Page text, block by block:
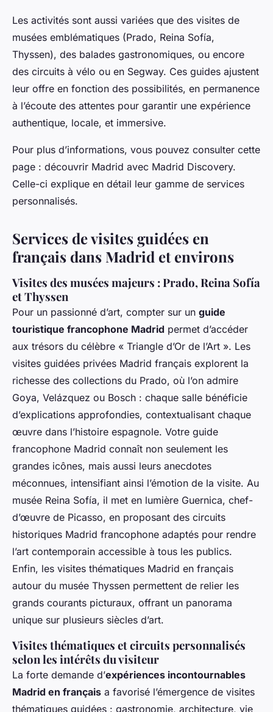
Les activités sont aussi variées que des visites de
musées emblématiques (Prado, Reina Sofía,
Thyssen), des balades gastronomiques, ou encore
des circuits à vélo ou en Segway. Ces guides ajustent
leur offre en fonction des possibilités, en permanence
à l’écoute des attentes pour garantir une expérience
authentique, locale, et immersive.
Pour plus d’informations, vous pouvez consulter cette
page : découvrir Madrid avec Madrid Discovery.
Celle-ci explique en détail leur gamme de services
personnalisés.
Services de visites guidées en
français dans Madrid et environs
Visites des musées majeurs : Prado, Reina Sofía
et Thyssen
Pour un passionné d’art, compter sur un guide
touristique francophone Madrid permet d’accéder
aux trésors du célèbre « Triangle d’Or de l’Art ». Les
visites guidées privées Madrid français explorent la
richesse des collections du Prado, où l’on admire
Goya, Velázquez ou Bosch : chaque salle bénéficie
d’explications approfondies, contextualisant chaque
œuvre dans l’histoire espagnole. Votre guide
francophone Madrid connaît non seulement les
grandes icônes, mais aussi leurs anecdotes
méconnues, intensifiant ainsi l’émotion de la visite. Au
musée Reina Sofía, il met en lumière Guernica, chef-
d’œuvre de Picasso, en proposant des circuits
historiques Madrid francophone adaptés pour rendre
l’art contemporain accessible à tous les publics.
Enfin, les visites thématiques Madrid en français
autour du musée Thyssen permettent de relier les
grands courants picturaux, offrant un panorama
unique sur plusieurs siècles d’art.
Visites thématiques et circuits personnalisés
selon les intérêts du visiteur
La forte demande d’expériences incontournables
Madrid en français a favorisé l’émergence de visites
thématiques guidées : gastronomie, architecture, vie